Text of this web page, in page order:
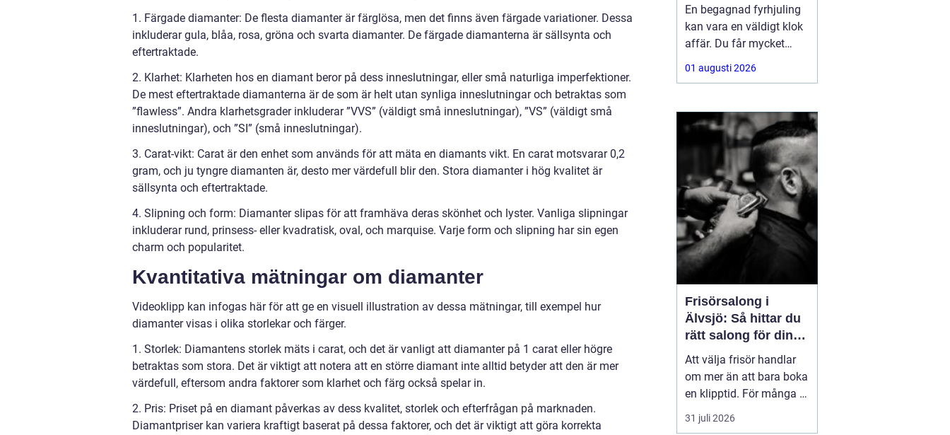
1. Färgade diamanter: De flesta diamanter är färglösa, men det finns även färgade variationer. Dessa
inkluderar gula, blåa, rosa, gröna och svarta diamanter. De färgade diamanterna är sällsynta och
eftertraktade.
2. Klarhet: Klarheten hos en diamant beror på dess inneslutningar, eller små naturliga imperfektioner.
De mest eftertraktade diamanterna är de som är helt utan synliga inneslutningar och betraktas som
”flawless”. Andra klarhetsgrader inkluderar ”VVS” (väldigt små inneslutningar), ”VS” (väldigt små
inneslutningar), och ”SI” (små inneslutningar).
3. Carat-vikt: Carat är den enhet som används för att mäta en diamants vikt. En carat motsvarar 0,2
gram, och ju tyngre diamanten är, desto mer värdefull blir den. Stora diamanter i hög kvalitet är
sällsynta och eftertraktade.
4. Slipning och form: Diamanter slipas för att framhäva deras skönhet och lyster. Vanliga slipningar
inkluderar rund, prinsess- eller kvadratisk, oval, och marquise. Varje form och slipning har sin egen
charm och popularitet.
Kvantitativa mätningar om diamanter
Videoklipp kan infogas här för att ge en visuell illustration av dessa mätningar, till exempel hur
diamanter visas i olika storlekar och färger.
1. Storlek: Diamantens storlek mäts i carat, och det är vanligt att diamanter på 1 carat eller högre
betraktas som stora. Det är viktigt att notera att en större diamant inte alltid betyder att den är mer
värdefull, eftersom andra faktorer som klarhet och färg också spelar in.
2. Pris: Priset på en diamant påverkas av dess kvalitet, storlek och efterfrågan på marknaden.
Diamantpriser kan variera kraftigt baserat på dessa faktorer, och det är viktigt att göra korrekta
En begagnad fyrhjuling
kan vara en väldigt klok
affär. Du får mycket
funktion för pengarna
och slipper den största
ofta kommer direkt när
en maskin är ny.
Samtidigt kräver ett
andrahandsköp mer
eftertanke. Den som vill
köpa
01 augusti 2026
Frisörsalong i
Älvsjö: Så hittar du
rätt salong för din
stil och vardag
Att välja frisör handlar
om mer än att bara boka
en klipptid. För många är
frisörbesöket en paus i
vardagen, en chans att
31 juli 2026